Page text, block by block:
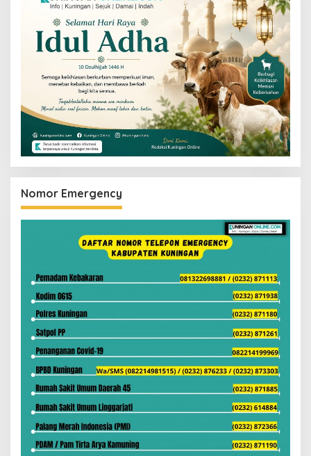
Nomor Emergency